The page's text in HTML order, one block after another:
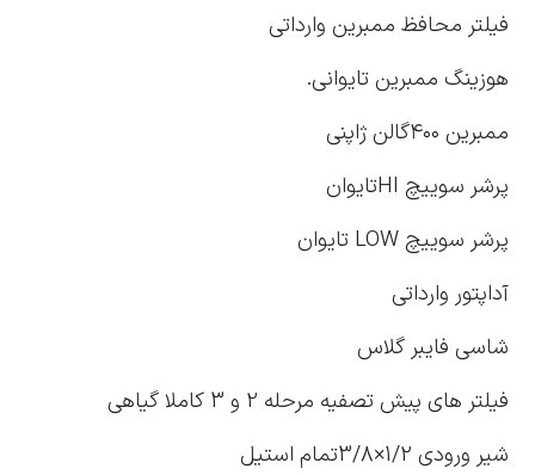
فیلتر محافظ ممبرین‌ وارداتی
هوزینگ ممبرین‌ تایوانی.
ممبرین ۴۰۰گالن ژاپنی
پرشر سوییچ HIتایوان
پرشر سوییچ LOW تایوان
آداپتور وارداتی
شاسی فایبر گلاس
فیلتر های پیش تصفیه مرحله 2 و 3 کاملا گیاهی
شیر ورودی 1/2×3/8تمام استیل